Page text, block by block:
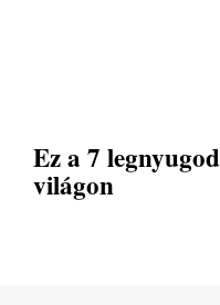
Ez a 7
világon